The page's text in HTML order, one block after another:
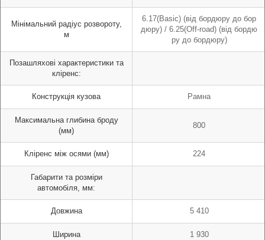
Мінімальний радіус розвороту,
м
Позашляхові характеристики та
кліренс:
Конструкція кузова
Максимальна глибина броду
(мм)
Кліренс між осями (мм)
Габарити та розміри
автомобіля, мм:
Довжина
Ширина
6.17(Basic) (від бордюру до бор
дюру) / 6.25(Off-road) (від бордю
ру до бордюру)
Рамна
800
224
5 410
1 930